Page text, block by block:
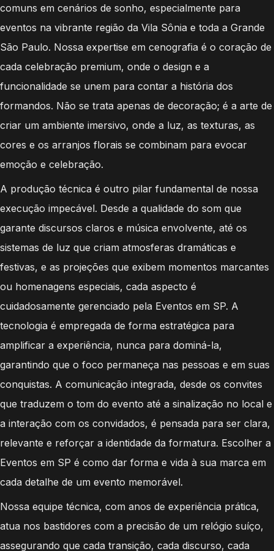
comuns em cenários de sonho, especialmente para
eventos na vibrante região da Vila Sônia e toda a Grande
São Paulo. Nossa expertise em cenografia é o coração de
cada celebração premium, onde o design e a
funcionalidade se unem para contar a história dos
formandos. Não se trata apenas de decoração; é a arte de
criar um ambiente imersivo, onde a luz, as texturas, as
cores e os arranjos florais se combinam para evocar
emoção e celebração.
A produção técnica é outro pilar fundamental de nossa
execução impecável. Desde a qualidade do som que
garante discursos claros e música envolvente, até os
sistemas de luz que criam atmosferas dramáticas e
festivas, e as projeções que exibem momentos marcantes
ou homenagens especiais, cada aspecto é
cuidadosamente gerenciado pela Eventos em SP. A
tecnologia é empregada de forma estratégica para
amplificar a experiência, nunca para dominá-la,
garantindo que o foco permaneça nas pessoas e em suas
conquistas. A comunicação integrada, desde os convites
que traduzem o tom do evento até a sinalização no local e
a interação com os convidados, é pensada para ser clara,
relevante e reforçar a identidade da formatura. Escolher a
Eventos em SP é como dar forma e vida à sua marca em
cada detalhe de um evento memorável.
Nossa equipe técnica, com anos de experiência prática,
atua nos bastidores com a precisão de um relógio suíço,
assegurando que cada transição, cada discurso, cada